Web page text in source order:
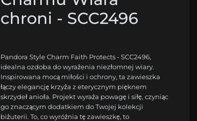
chroni - SCC2496
Pandora Style Charm Faith Protects - SCC2496,
idealna ozdoba do wyrażenia niezłomnej wiary.
Inspirowana mocą miłości i ochrony, ta zawieszka
łączy elegancję krzyża z eterycznym pięknem
skrzydeł anioła. Projekt wyraża powagę i siłę, czyniąc
go znaczącym dodatkiem do Twojej kolekcji
biżuterii. To, co wyróżnia tę zawieszkę, to